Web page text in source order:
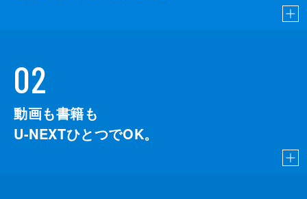
02
動画も書籍も
U-NEXTひとつでOK。